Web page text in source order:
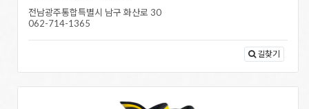
전남광주통합특별시 남구 화산로 30
062-714-1365
길찾기